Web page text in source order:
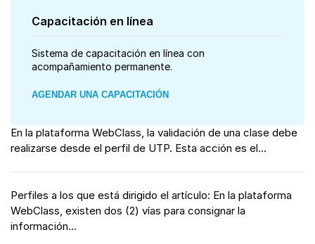
Capacitación en línea
Sistema de capacitación en línea con
acompañamiento permanente.
AGENDAR UNA CAPACITACIÓN
En la plataforma WebClass, la validación de una clase debe
realizarse desde el perfil de UTP. Esta acción es el...
Perfiles a los que está dirigido el artículo: En la plataforma
WebClass, existen dos (2) vías para consignar la
información...